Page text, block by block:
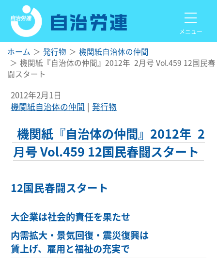
メニュー
ホーム 発行物
機関紙自治体の仲間
機関紙『自治体の仲間』2012年 2月号 Vol.459 12国民春
闘スタート
2012年2月1日
機関紙自治体の仲間
発行物
機関紙『自治体の仲間』2012年 2
月号 Vol.459 12国民春闘スタート
12国民春闘スタート
大企業は社会的責任を果たせ
内需拡大・景気回復・震災復興は
賃上げ、雇用と福祉の充実で